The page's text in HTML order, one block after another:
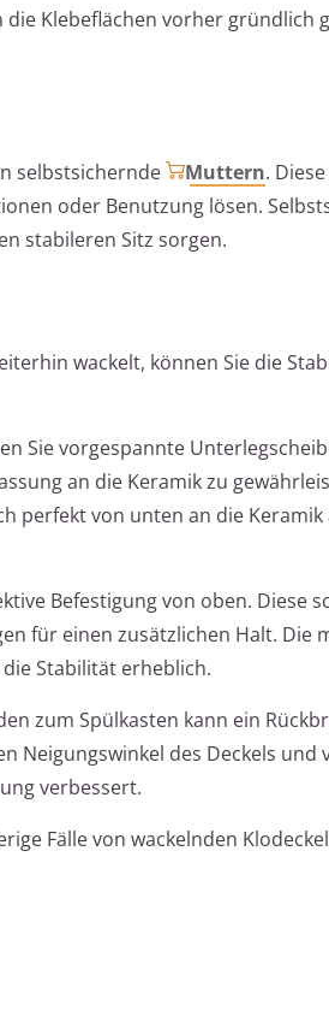
Klebeflächen vorher gründlich
selbstsichernde
Muttern.
oder Benutzung lösen.
stabileren Sitz sorgen.
wackelt, können Sie die
Sie vorgespannte
an die Keramik zu
perfekt von unten an die
Befestigung von oben. Diese
für einen zusätzlichen Halt. Die
Stabilität erheblich.
zum Spülkasten kann ein
Neigungswinkel des Deckels und
verbessert.
Fälle von wackelnden